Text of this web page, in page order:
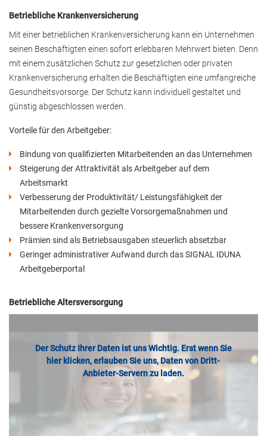
Betriebliche Krankenversicherung
Mit einer betrieblichen Krankenversicherung kann ein Unternehmen
seinen Beschäftigten einen sofort erlebbaren Mehrwert bieten. Denn
mit einem zusätzlichen Schutz zur gesetzlichen oder privaten
Krankenversicherung erhalten die Beschäftigten eine umfangreiche
Gesundheitsvorsorge. Der Schutz kann individuell gestaltet und
günstig abgeschlossen werden.
Vorteile für den Arbeitgeber:
Bindung von qualifizierten Mitarbeitenden an das Unternehmen
Steigerung der Attraktivität als Arbeitgeber auf dem
Arbeitsmarkt
Verbesserung der Produktivität/ Leistungsfähigkeit der
Mitarbeitenden durch gezielte Vorsorgemaßnahmen und
bessere Krankenversorgung
Prämien sind als Betriebsausgaben steuerlich absetzbar
Geringer administrativer Aufwand durch das SIGNAL IDUNA
Arbeitgeberportal
Betriebliche Altersversorgung
Der Schutz Ihrer Daten ist uns Wichtig. Erst wenn Sie
hier klicken, erlauben Sie uns, Daten von Dritt-
Anbieter-Servern zu laden.